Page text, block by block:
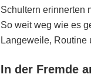
Schultern erinnerten
So weit weg wie es
Langeweile, Routine
In der Fremde